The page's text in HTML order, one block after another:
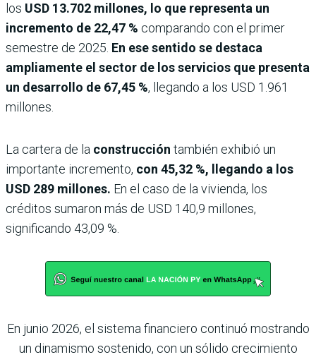
los USD 13.702 millones, lo que representa un
incremento de 22,47 % comparando con el primer
semestre de 2025. En ese sentido se destaca
ampliamente el sector de los servicios que presenta
un desarrollo de 67,45 %, llegando a los USD 1.961
millones.
La cartera de la construcción también exhibió un
importante incremento, con 45,32 %, llegando a los
USD 289 millones. En el caso de la vivienda, los
créditos sumaron más de USD 140,9 millones,
significando 43,09 %.
En junio 2026, el sistema financiero continuó mostrando
un dinamismo sostenido, con un sólido crecimiento